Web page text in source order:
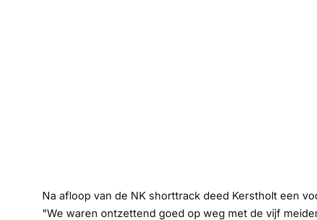
Na afloop van de NK shorttrack deed Kerstholt een
"We waren ontzettend goed op weg met de vijf